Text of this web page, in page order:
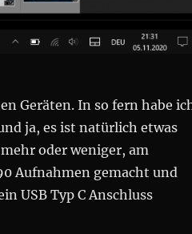
Geräten. In so fern habe
ja, es ist natürlich etwas
oder weniger, am
Aufnahmen gemacht und
USB Typ C Anschluss